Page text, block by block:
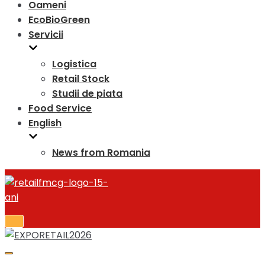
Oameni
EcoBioGreen
Servicii
Logistica
Retail Stock
Studii de piata
Food Service
English
News from Romania